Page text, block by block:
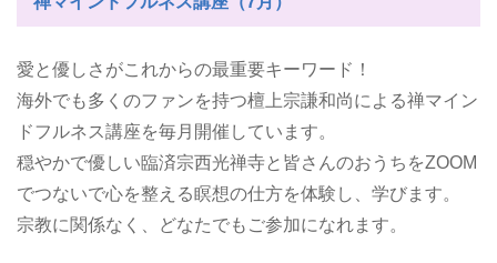
愛と優しさがこれからの最重要キーワード！
海外でも多くのファンを持つ檀上宗謙和尚による禅マイン
ドフルネス講座を毎月開催しています。
穏やかで優しい臨済宗西光禅寺と皆さんのおうちをZOOM
でつないで心を整える瞑想の仕方を体験し、学びます。
宗教に関係なく、どなたでもご参加になれます。